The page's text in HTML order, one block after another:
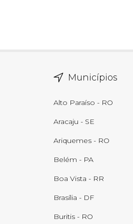
Municípios
Alto Paraíso - RO
Aracaju - SE
Ariquemes - RO
Belém - PA
Boa Vista - RR
Brasília - DF
Buritis - RO